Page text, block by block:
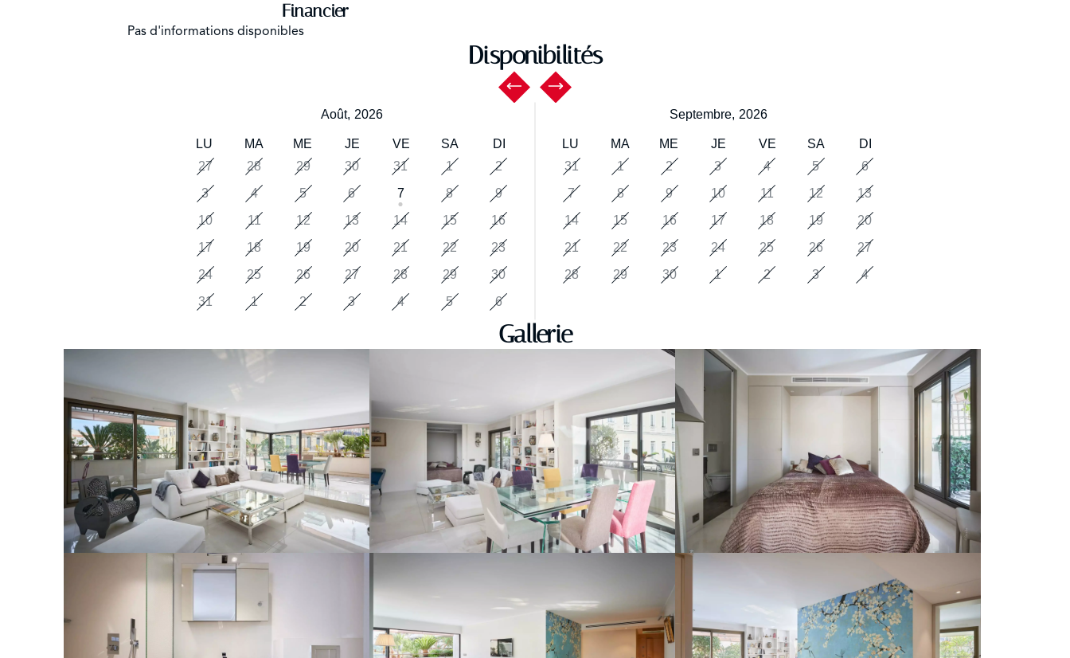
Financier
Pas d'informations disponibles
Disponibilités
Août, 2026
LU MA ME JE VE SA
DI
27
28 29 30 31 1
2
3
4 5 6 7 8
9
10
11 12 13 14 15
16
17
18 19 20 21 22
23
24
25 26 27 28 29
30
31
1 2 3 4 5 6
Septembre, 2026
LU MA ME JE VE SA
DI
31
1 2 3 4 5
6
7
8 9 10 11 12
13
14
15 16 17 18 19
20
21
22 23 24 25 26
27
28
29 30 1 2 3 4
Gallerie